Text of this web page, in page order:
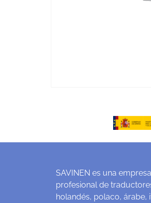
SAVINEN es una
profesional de
holandés, polaco,